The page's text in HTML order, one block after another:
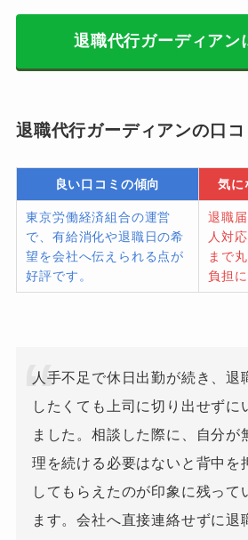
退職代行ガーディアン
退職代行ガーディアンの口コ
良い口コミの傾向 気に
東京労働経済組合の運営
で、有給消化や退職日の希
望を会社へ伝えられる点が
好評です。
退職
人対
まで
負担
人手不足で休日出勤が続き、退
したくても上司に切り出せずに
ました。相談した際に、自分が
理を続ける必要はないと背中を
してもらえたのが印象に残って
ます。会社へ直接連絡せずに退